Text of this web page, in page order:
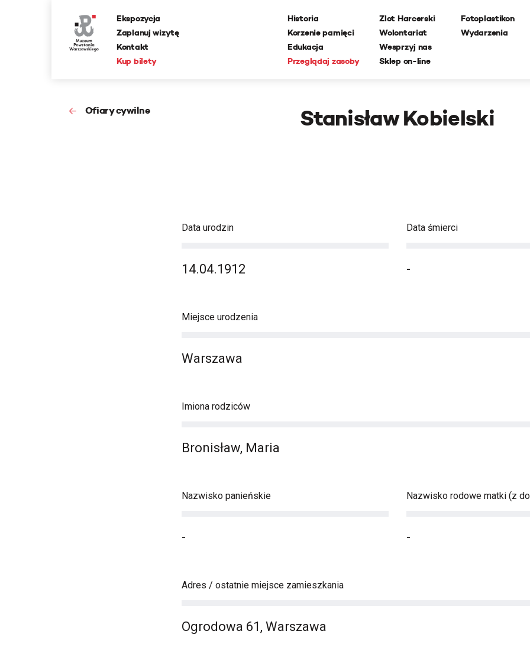
Ekspozycja
Zaplanuj wizytę
Kontakt
Kup bilety
Historia
Korzenie pamięci
Edukacja
Przeglądaj zasoby
Zlot Harcerski
Wolontariat
Wesprzyj nas
Sklep on-line
Fotoplastikon
Wydarzenia
Ofiary cywilne Stanisław Kobielski
Data urodzin
14.04.1912
Data śmierci
-
Miejsce urodzenia
Warszawa
Imiona rodziców
Bronisław, Maria
Nazwisko panieńskie
-
Nazwisko rodowe matki (z
-
Adres / ostatnie miejsce zamieszkania
Ogrodowa 61, Warszawa